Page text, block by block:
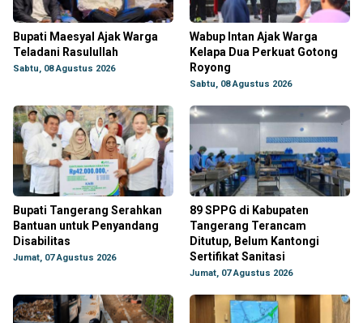
Bupati Maesyal Ajak Warga
Teladani Rasulullah
Sabtu, 08 Agustus 2026
Wabup Intan Ajak Warga
Kelapa Dua Perkuat Gotong
Royong
Sabtu, 08 Agustus 2026
Bupati Tangerang Serahkan
Bantuan untuk Penyandang
Disabilitas
Jumat, 07 Agustus 2026
89 SPPG di Kabupaten
Tangerang Terancam
Ditutup, Belum Kantongi
Sertifikat Sanitasi
Jumat, 07 Agustus 2026